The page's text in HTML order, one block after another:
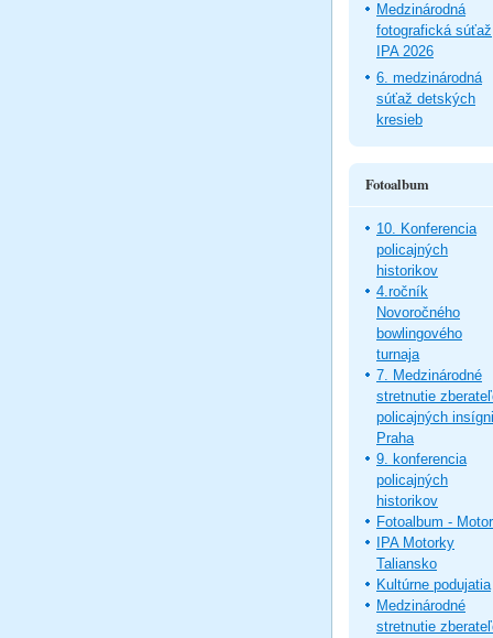
Medzinárodná
fotografická súťaž
IPA 2026
6. medzinárodná
súťaž detských
kresieb
Fotoalbum
10. Konferencia
policajných
historikov
4.ročník
Novoročného
bowlingového
turnaja
7. Medzinárodné
stretnutie
policajných
Praha
9. konferencia
policajných
historikov
Fotoalbum -
IPA Motorky
Taliansko
Kultúrne podujatia
Medzinárodné
stretnutie